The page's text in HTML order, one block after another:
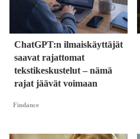
ChatGPT:n ilmaiskäyttäjät
saavat rajattomat
tekstikeskustelut – nämä
rajat jäävät voimaan
Findance